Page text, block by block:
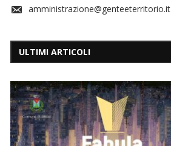
amministrazione@genteeterritorio.it
ULTIMI ARTICOLI